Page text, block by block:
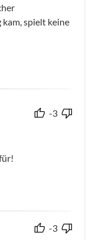
kam, spielt keine
-3
-3